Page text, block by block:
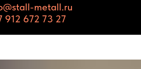
metall.ru
912 672 73 27